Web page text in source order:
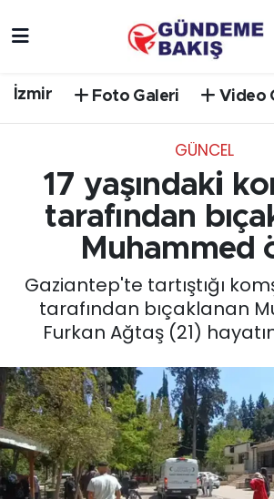
İzmir Foto Galeri Video
GÜNCEL
17 yaşındaki
tarafından
Muhammed
Gaziantep'te tartıştığı
tarafından bıçaklanan
Furkan Ağtaş (21)
EGE
EĞİTİM
EKONOMİ
English News
GÜNCEL
KÜLTÜR SANAT
MAGAZİN
Süper Lig Puan Durumu ve
Tüm Manşetler
Son Dakika Haberleri
Haber Arşivi